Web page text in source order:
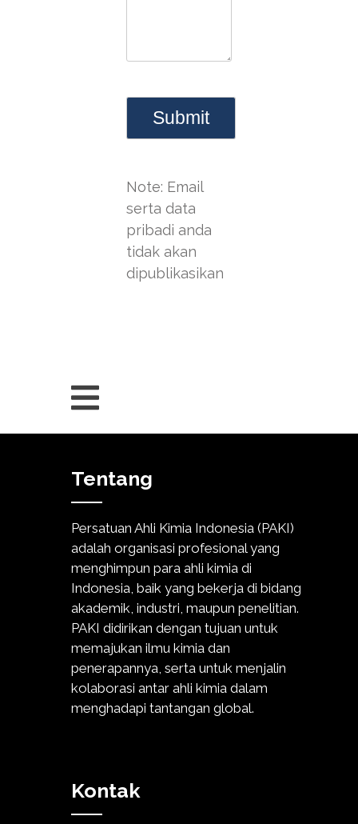
Note: Email
serta data
pribadi anda
tidak akan
dipublikasikan
Tentang
Persatuan Ahli Kimia Indonesia (PAKI)
adalah organisasi profesional yang
menghimpun para ahli kimia di
Indonesia, baik yang bekerja di bidang
akademik, industri, maupun penelitian.
PAKI didirikan dengan tujuan untuk
memajukan ilmu kimia dan
penerapannya, serta untuk menjalin
kolaborasi antar ahli kimia dalam
menghadapi tantangan global.
Kontak